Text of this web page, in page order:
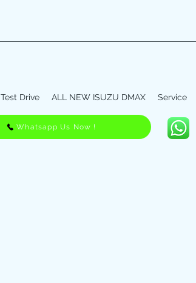
Test Drive ALL NEW ISUZU DMAX Service
Whatsapp Us Now !